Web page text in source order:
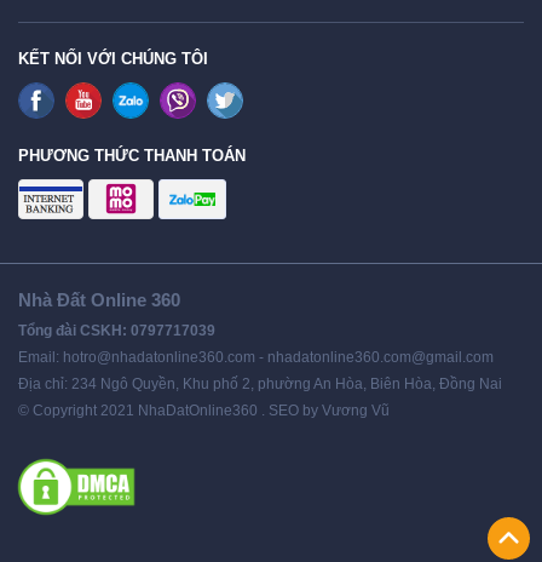
KẾT NỐI VỚI CHÚNG TÔI
PHƯƠNG THỨC THANH TOÁN
Nhà Đất Online 360
Tổng đài CSKH: 0797717039
Email: hotro@nhadatonline360.com - nhadatonline360.com@gmail.com
Địa chỉ: 234 Ngô Quyền, Khu phố 2, phường An Hòa, Biên Hòa, Đồng Nai
© Copyright 2021 NhaDatOnline360 . SEO by Vương Vũ